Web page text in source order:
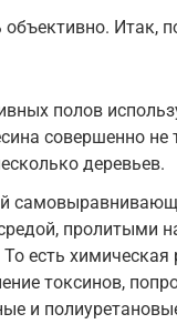
Итак,
полов
совершенно не
деревьев.
пролитыми
есть химическая
токсинов,
и